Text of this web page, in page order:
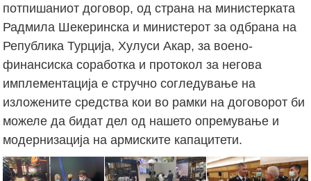
потпишаниот договор, од страна на министерката
Радмила Шекеринска и министерот за одбрана на
Република Турција, Хулуси Акар, за воено-
финансиска соработка и протокол за негова
имплементација е стручно согледување на
изложените средства кои во рамки на договорот би
можеле да бидат дел од нашето опремување и
модернизација на армиските капацитети.